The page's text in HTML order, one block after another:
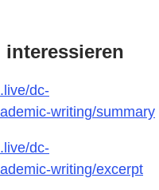
dc-
writing/summary
dc-
writing/excerpt